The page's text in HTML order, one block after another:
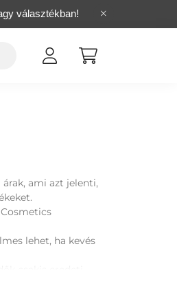
választékban!
ami azt jelenti,
lehet, ha kevés